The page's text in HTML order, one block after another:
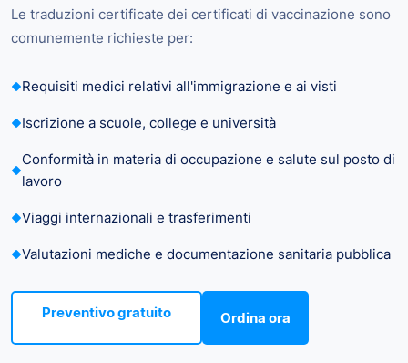
Le traduzioni certificate dei certificati di vaccinazione sono
comunemente richieste per:
Requisiti medici relativi all'immigrazione e ai visti
Iscrizione a scuole, college e università
Conformità in materia di occupazione e salute sul posto di
lavoro
Viaggi internazionali e trasferimenti
Valutazioni mediche e documentazione sanitaria pubblica
Preventivo gratuito Ordina ora